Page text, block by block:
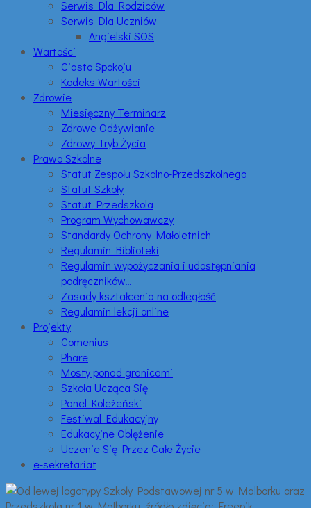
Serwis Dla Rodziców
Serwis Dla Uczniów
Angielski SOS
Wartości
Ciasto Spokoju
Kodeks Wartości
Zdrowie
Miesięczny Terminarz
Zdrowe Odżywianie
Zdrowy Tryb Życia
Prawo Szkolne
Statut Zespołu Szkolno-Przedszkolnego
Statut Szkoły
Statut Przedszkola
Program Wychowawczy
Standardy Ochrony Małoletnich
Regulamin Biblioteki
Regulamin wypożyczania i udostępniania
podręczników…
Zasady kształcenia na odległość
Regulamin lekcji online
Projekty
Comenius
Phare
Mosty ponad granicami
Szkoła Ucząca Się
Panel Koleżeński
Festiwal Edukacyjny
Edukacyjne Oblężenie
Uczenie Się Przez Całe Życie
e-sekretariat